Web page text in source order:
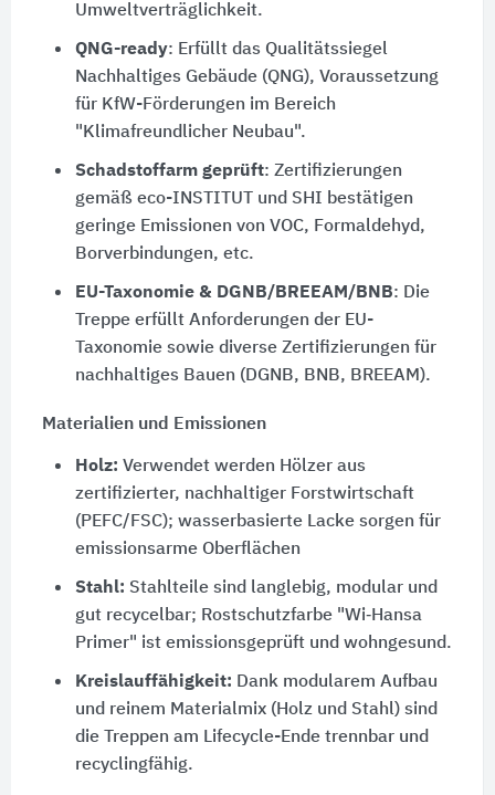
Umweltverträglichkeit.
QNG-ready: Erfüllt das Qualitätssiegel
Nachhaltiges Gebäude (QNG), Voraussetzung
für KfW-Förderungen im Bereich
"Klimafreundlicher Neubau".
Schadstoffarm geprüft: Zertifizierungen
gemäß eco-INSTITUT und SHI bestätigen
geringe Emissionen von VOC, Formaldehyd,
Borverbindungen, etc.
EU-Taxonomie & DGNB/BREEAM/BNB: Die
Treppe erfüllt Anforderungen der EU-
Taxonomie sowie diverse Zertifizierungen für
nachhaltiges Bauen (DGNB, BNB, BREEAM).
Materialien und Emissionen
Holz: Verwendet werden Hölzer aus
zertifizierter, nachhaltiger Forstwirtschaft
(PEFC/FSC); wasserbasierte Lacke sorgen für
emissionsarme Oberflächen
Stahl: Stahlteile sind langlebig, modular und
gut recycelbar; Rostschutzfarbe "Wi‑Hansa
Primer" ist emissionsgeprüft und wohngesund.
Kreislauffähigkeit: Dank modularem Aufbau
und reinem Materialmix (Holz und Stahl) sind
die Treppen am Lifecycle-Ende trennbar und
recyclingfähig.